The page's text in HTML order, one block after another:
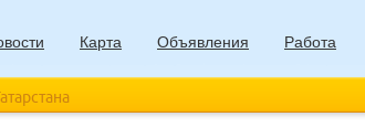
Карта Объявления Работа